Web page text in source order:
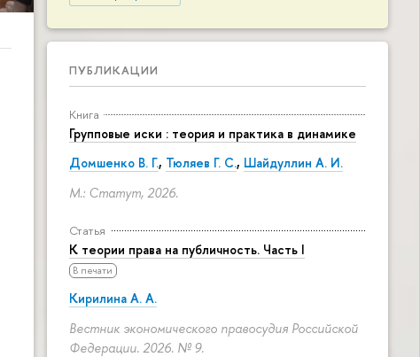
ПУБЛИКАЦИИ
Книга
Групповые иски : теория и практика в динамике
Домшенко В. Г., Тюляев Г. С., Шайдуллин А. И.
М.: Статут, 2026.
Статья
К теории права на публичность. Часть I
В печати
Кирилина А. А.
Вестник экономического правосудия Российской
Федерации. 2026. № 9.